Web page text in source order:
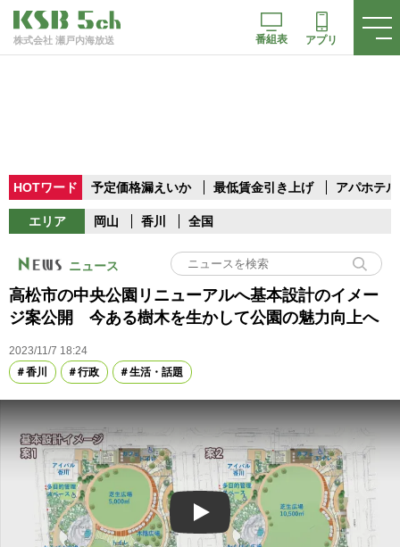
株式会社 瀬戸内海放送 番組表 アプリ
HOTワード 予定価格漏えいか 最低賃金引き上げ アパホテル
エリア 岡山 香川 全国
ニュース
高松市の中央公園リニューアルへ基本設計のイメー
ジ案公開 今ある樹木を生かして公園の魅力向上へ
2023/11/7 18:24
香川
行政 生活・話題
Play